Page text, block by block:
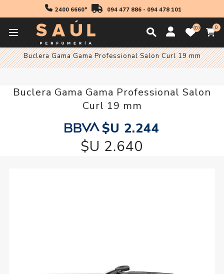
2400 6660* 094 477 886- 094 478 101
0 0
Accesorios Accesorios Electricos
Buclera Gama Gama Professional Salon Curl 19 mm
Buclera Gama Gama Professional Salon
Curl 19 mm
$U 2.244
$U 2.640